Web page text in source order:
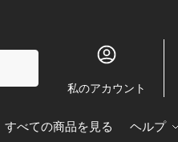
私のアカウント
すべての商品を見る ヘルプ